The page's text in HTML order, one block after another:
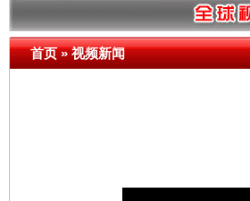
首页»视频新闻